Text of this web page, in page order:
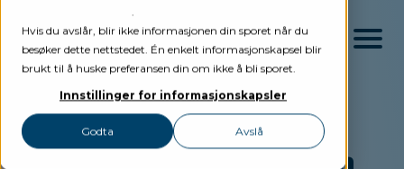
.
Hvis du avslår, blir ikke informasjonen din sporet når du
besøker dette nettstedet. Én enkelt informasjonskapsel blir
brukt til å huske preferansen din om ikke å bli sporet.
Innstillinger for informasjonskapsler
Godta Avslå
Tjenester